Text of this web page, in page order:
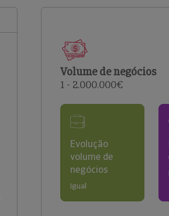
Volume de negócios
1 - 2.000.000€
Evolução
volume de
negócios
Igual